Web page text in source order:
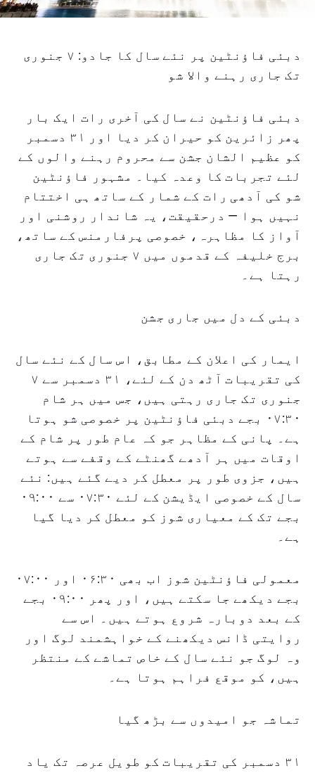
دبئی فاؤنٹین پر نئے سال کا جادو: ۷ جنوری
تک جاری رہنے والا شو
دبئی فاؤنٹین نے سال کی آخری رات ایک بار
پھر زائرین کو حیران کر دیا اور ۳۱ دسمبر
کو عظیم الشان جشن سے محروم رہنے والوں کے
لئے تجربات کا وعدہ کیا۔ مشہور فاؤنٹین
شو کی آدھی رات کے شمار کے ساتھ ہی اختتام
نہیں ہوا — درحقیقت، یہ شاندار روشنی اور
آواز کا مظاہرہ، خصوصی پرفارمنس کے ساتھ،
برج خلیفہ کے قدموں میں ۷ جنوری تک جاری
رہتا ہے۔
دبئی کے دل میں جاری جشن
ایمار کی اعلان کے مطابق، اس سال کے نئے سال
کی تقریبات آٹھ دن کے لئے، ۳۱ دسمبر سے ۷
جنوری تک جاری رہتی ہیں، جس میں ہر شام
۰۷:۳۰ بجے دبئی فاؤنٹین پر خصوصی شو ہوتا
ہے۔ پانی کے مظاہر جو کہ عام طور پر شام کے
اوقات میں ہر آدھے گھنٹے کے وقفے سے ہوتے
ہیں، جزوی طور پر معطل کر دیے گئے ہیں: نئے
سال کے خصوصی ایڈیشن کے لئے ۰۷:۳۰ سے ۰۹:۰۰
بجے تک کے معیاری شوز کو معطل کر دیا گیا
ہے۔
معمولی فاؤنٹین شوز اب بھی ۰۶:۳۰ اور ۰۷:۰۰
بجے دیکھے جا سکتے ہیں، اور پھر ۰۹:۰۰ بجے
کے بعد دوبارہ شروع ہوتے ہیں۔ اس سے
روایتی ڈانس دیکھنے کے خواہشمند لوگ اور
وہ لوگ جو نئے سال کے خاص تماشے کے منتظر
ہیں، کو موقع فراہم ہوتا ہے۔
تماشہ جو امیدوں سے بڑھ گیا
۳۱ دسمبر کی تقریبات کو طویل عرصہ تک یاد